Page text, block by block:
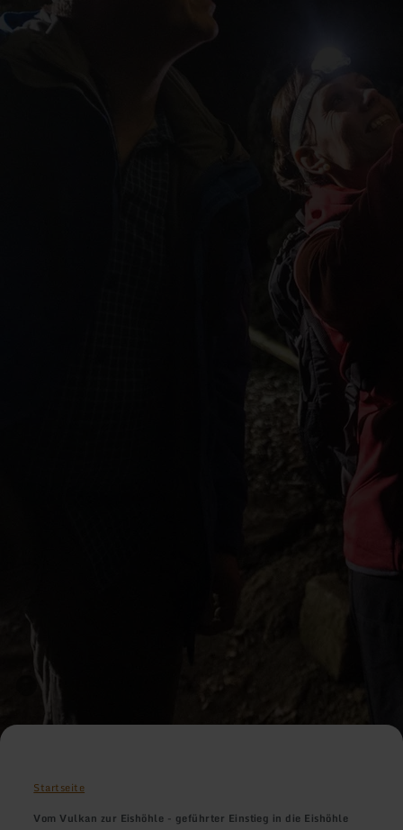
Startseite
Vom Vulkan zur Eishöhle - geführter Einstieg in die Eishöhle